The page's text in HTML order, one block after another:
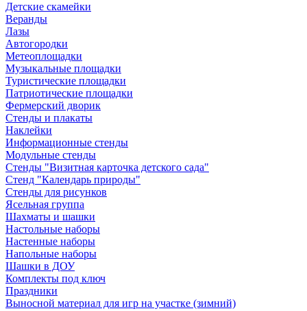
Детские скамейки
Веранды
Лазы
Автогородки
Метеоплощадки
Музыкальные площадки
Туристические площадки
Патриотические площадки
Фермерский дворик
Стенды и плакаты
Наклейки
Информационные стенды
Модульные стенды
Стенды "Визитная карточка детского сада"
Стенд "Календарь природы"
Стенды для рисунков
Ясельная группа
Шахматы и шашки
Настольные наборы
Настенные наборы
Напольные наборы
Шашки в ДОУ
Комплекты под ключ
Праздники
Выносной материал для игр на участке (зимний)